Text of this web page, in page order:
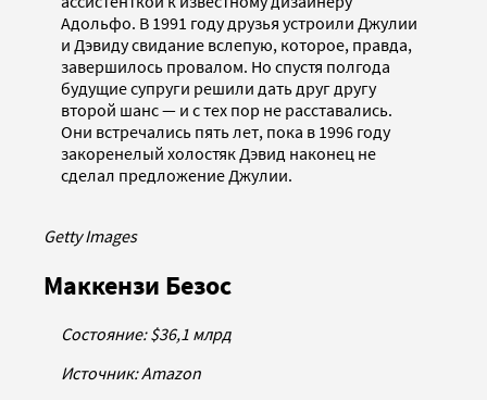
Адольфо. В 1991 году друзья устроили Джулии
и Дэвиду свидание вслепую, которое, правда,
завершилось провалом. Но спустя полгода
будущие супруги решили дать друг другу
второй шанс — и с тех пор не расставались.
Они встречались пять лет, пока в 1996 году
закоренелый холостяк Дэвид наконец не
сделал предложение Джулии.
Getty Images
Маккензи Безос
Состояние: $36,1 млрд
Источник: Amazon